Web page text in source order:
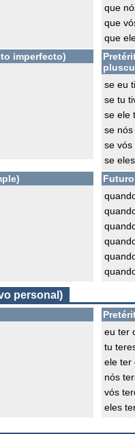
que
que
que
imperfecto)
se eu
se tu
se ele
se
se vós
se
personal)
eu ter
tu
ele ter
nós
vós
eles